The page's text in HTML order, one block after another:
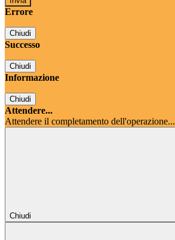
Errore
Chiudi
Successo
Chiudi
Informazione
Chiudi
Attendere...
Attendere il completamento dell'operazione...
Chiudi